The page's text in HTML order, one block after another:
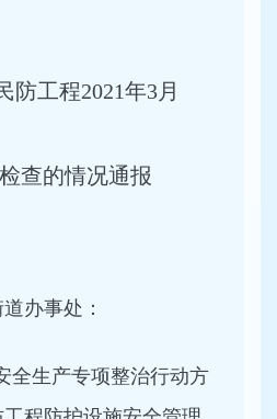
防工程2021年3月
查的情况通报
办事处：
全生产专项整治行动方